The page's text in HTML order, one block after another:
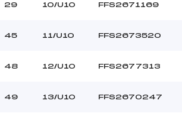
29 10/U10 FFS2671169
45 11/U10 FFS2673520
48 12/U10 FFS2677313
49 13/U10 FFS2670247